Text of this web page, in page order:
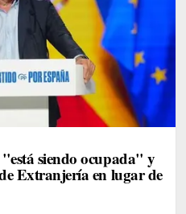
siendo ocupada" y
Extranjería en lugar de